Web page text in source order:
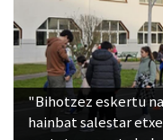
"Bihotzez eskertu
hainbat salestar